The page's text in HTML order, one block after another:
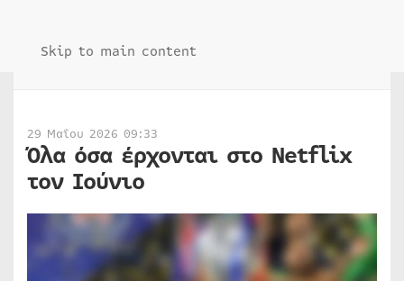
Skip to main content
29 Μαΐου 2026 09:33
Όλα όσα έρχονται στο Netflix
τον Ιούνιο